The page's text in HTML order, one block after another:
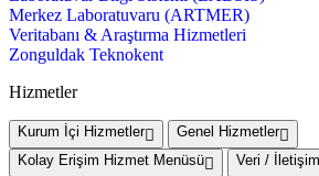
Merkez Laboratuvaru (ARTMER)
Veritabanı & Araştırma Hizmetleri
Zonguldak Teknokent
Hizmetler
Kurum İçi Hizmetler
Genel Hizmetler
Kolay Erişim Hizmet Menüsü
Veri / İletişim